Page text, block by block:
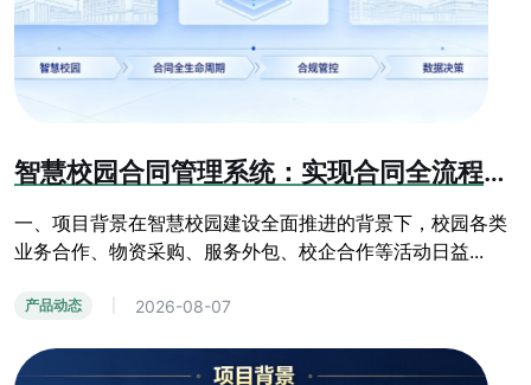
智慧校园合同管理系统：实现合同全流程数字化闭环管控
一、项目背景在智慧校园建设全面推进的背景下，校园各类
业务合作、物资采购、服务外包、校企合作等活动日益...
产品动态 2026-08-07